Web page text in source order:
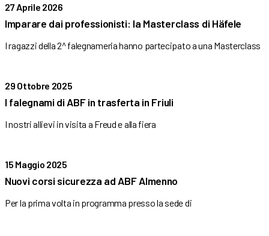
27 Aprile 2026
Imparare dai professionisti: la Masterclass di Häfele
I ragazzi della 2^ falegnameria hanno partecipato a una Masterclass
29 Ottobre 2025
I falegnami di ABF in trasferta in Friuli
I nostri allievi in visita a Freud e alla fiera
15 Maggio 2025
Nuovi corsi sicurezza ad ABF Almenno
Per la prima volta in programma presso la sede di